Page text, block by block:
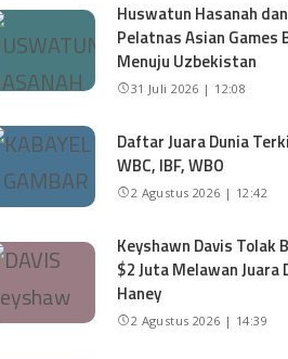
Huswatun Hasanah
Pelatnas Asian Games
Menuju Uzbekistan
31 Juli 2026 | 12:08
Daftar Juara Dunia
WBC, IBF, WBO
2 Agustus 2026 | 12:42
Keyshawn Davis Tolak
$2 Juta Melawan Juara
Haney
2 Agustus 2026 | 14:39